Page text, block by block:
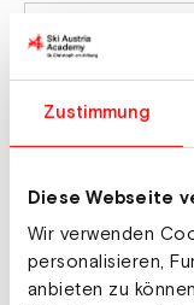
Zustimmung
Diese Webseite
Wir verwenden
personalisieren,
anbieten zu